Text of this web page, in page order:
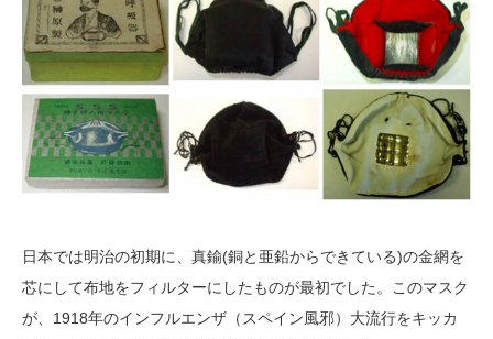
日本では明治の初期に、真鍮(銅と亜鉛からできている)の金網を
芯にして布地をフィルターにしたものが最初でした。このマスク
が、1918年のインフルエンザ（スペイン風邪）大流行をキッカ